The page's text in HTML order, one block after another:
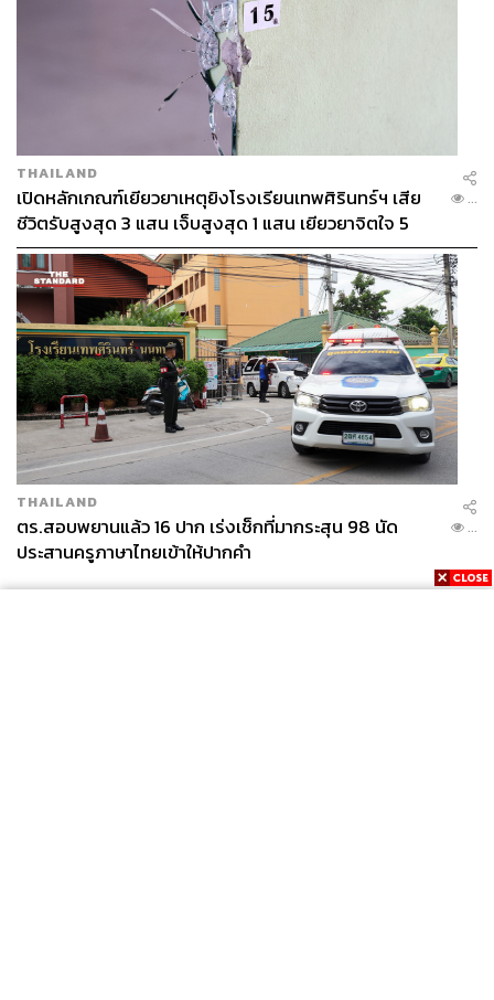
THAILAND
เปิดหลักเกณฑ์เยียวยาเหตุยิงโรงเรียนเทพศิรินทร์ฯ เสีย
ชีวิตรับสูงสุด 3 แสน เจ็บสูงสุด 1 แสน เยียวยาจิตใจ 5
ระดับ
...
THAILAND
ตร.สอบพยานแล้ว 16 ปาก เร่งเช็กที่มากระสุน 98 นัด
ประสานครูภาษาไทยเข้าให้ปากคำ
...